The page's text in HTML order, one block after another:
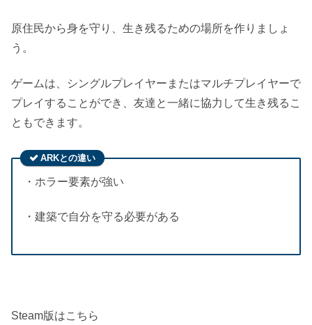
原住民から身を守り、生き残るための場所を作りましょ
う。
ゲームは、シングルプレイヤーまたはマルチプレイヤーで
プレイすることができ、友達と一緒に協力して生き残るこ
ともできます。
ARKとの違い
・ホラー要素が強い
・建築で自分を守る必要がある
Steam版はこちら